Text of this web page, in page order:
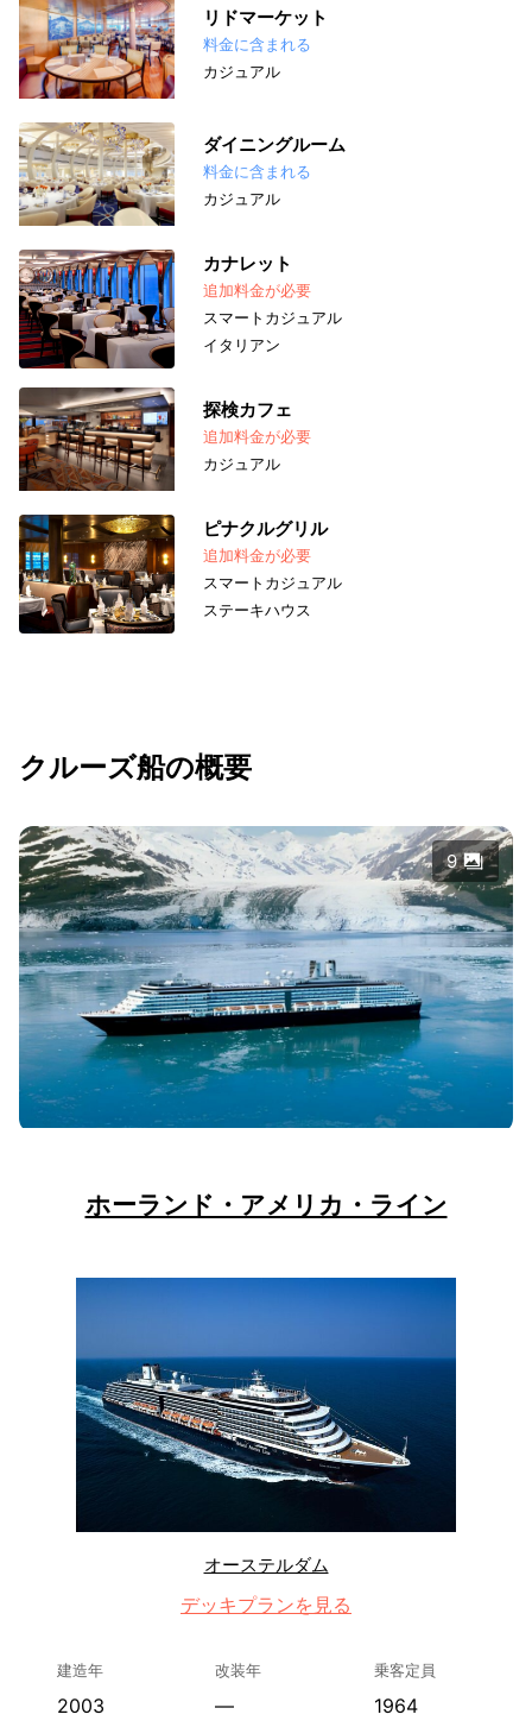
リドマーケット
料金に含まれる
カジュアル
ダイニングルーム
料金に含まれる
カジュアル
カナレット
追加料金が必要
スマートカジュアル
イタリアン
探検カフェ
追加料金が必要
カジュアル
ピナクルグリル
追加料金が必要
スマートカジュアル
ステーキハウス
クルーズ船の概要
9
ホーランド・アメリカ・ライン
オーステルダム
デッキプランを見る
建造年
2003
改装年
—
乗客定員
1964